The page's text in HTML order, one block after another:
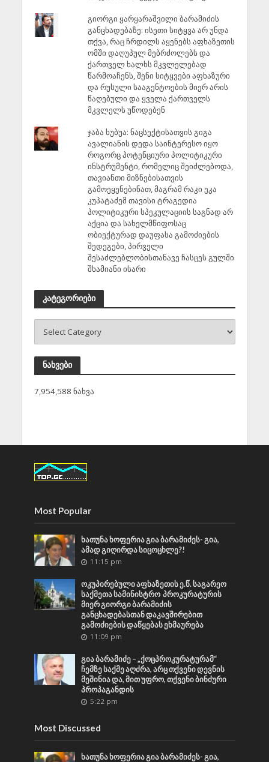
გიორგი ყარყარაშვილი ბარამიძის
განცხადებაზე: ისეთი სიტყვა არ უნდა
თქვა, რაც ჩრდილს აყენებს აფხაზეთის
ომში დაღუპულ მებრძოლებს და
ქართველ ხალხს მკვლელებად
წარმოაჩენს, შენი სიტყვები აფხაზური
და რუსული სააგენტოების მიერ არის
წაღებული და ყველა ქართველს
მკვლელს უწოდებენ
ჯაბა ხუბუა: ნაცსექტისათვის გიგა
ავალიანის დედა საინტერესო იყო
როგორც პოტენციური პოლიტიკური
ინსტრუმენტი, რომელიც შეიძლებოდა,
თავიანთი მიზნებისათვის
გამოეყენებინათ, მაგრამ რაკი ეკა
კუპატაძემ თავისი ტრაგედია
პოლიტიკური სპეკულაციის საგნად არ
აქცია და სახელმწიფოსაც
ობიექტურად დაუფასა გამოძიების
შედეგები, პირველი
შესაძლებლობისთანავე ჩასცეს გულში
შხამიანი ისარი
კატეგორიები
ნახვები
7,954,588 ნახვა
Most Popular
ხათუნა ხოფერია გია ბარამიძეს- გია,
ამად გიღირდა სიცოცხლე?!
11:15 pm
ოკუპირებული აფხაზეთის ე.წ. საგარეო
საქმეთა სამინისტრო პროკურატურის
მიერ გიორგი ბარამიძის
განცხადებასთან დაკავშირებით
გამოძიების დაწყებას ეხმაურება
11:09 pm
გია ბარამიძე – „ქოცპროკურატურამ“
ჩემზე საქმე აღძრა, არც თქვენი დევნის
მეშინია და, მით უფრო, თქვენი ბინძური
პროპაგანდის
5:22 pm
Most Discussed
ხათუნა ხოფერია გია ბარამიძეს- გია,